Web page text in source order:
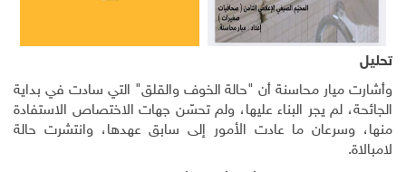
تحليل
وأشارت ميار محاسنة أن "حالة الخوف والقلق" التي سادت في بداية
الجائحة، لم يجر البناء عليها، ولم تحسّن جهات الاختصاص الاستفادة
منها، وسرعان ما عادت الأمور إلى سابق عهدها، وانتشرت حالة
لامبالاة.